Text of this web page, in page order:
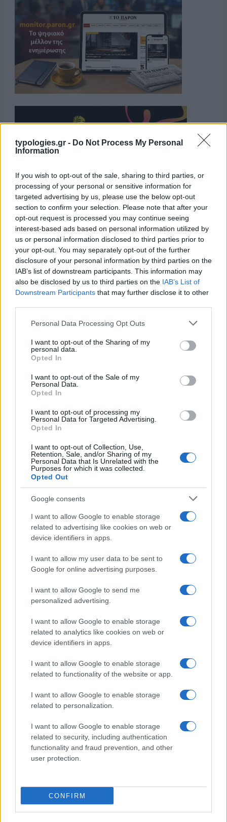
typologies.gr - Do Not Process My Personal
Information
If you wish to opt-out of the sale, sharing to third parties, or
processing of your personal or sensitive information for
targeted advertising by us, please use the below opt-out
section to confirm your selection. Please note that after your
opt-out request is processed you may continue seeing
interest-based ads based on personal information utilized by
us or personal information disclosed to third parties prior to
your opt-out. You may separately opt-out of the further
disclosure of your personal information by third parties on the
IAB’s list of downstream participants. This information may
also be disclosed by us to third parties on the IAB’s List of
Downstream Participants that may further disclose it to other
Please note that this website/app uses one or more Google
not limited to your visit or usage behaviour. You may click to
grant or deny consent to Google and its third-party tags to
use your data for below specified purposes in below Google
consent section.
Personal Data Processing Opt Outs
I want to opt-out of the Sharing of my
personal data.
Opted In
I want to opt-out of the Sale of my
Personal Data.
Opted In
I want to opt-out of processing my
Personal Data for Targeted Advertising.
Opted In
I want to opt-out of Collection, Use,
Retention, Sale, and/or Sharing of my
Personal Data that Is Unrelated with the
Purposes for which it was collected.
Opted Out
Google consents
I want to allow Google to enable storage
related to advertising like cookies on web or
device identifiers in apps.
I want to allow my user data to be sent to
Google for online advertising purposes.
I want to allow Google to send me
personalized advertising.
I want to allow Google to enable storage
related to analytics like cookies on web or
device identifiers in apps.
I want to allow Google to enable storage
related to functionality of the website or app.
I want to allow Google to enable storage
related to personalization.
I want to allow Google to enable storage
related to security, including authentication
functionality and fraud prevention, and other
user protection.
CONFIRM
Η ΣΤΗΛΗ ΜΑΣ
της Ζωής μας
το ελληνικό καλοκαίρι και ένας
πολιτισμός που μας ενώνει κάθε μέρα.